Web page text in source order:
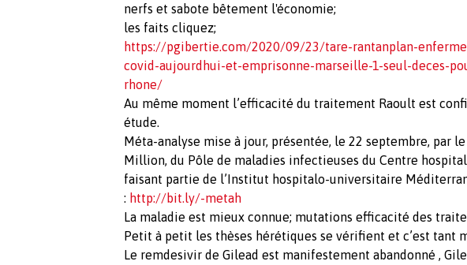
nerfs et sabote bêtement l'économie;
les faits cliquez;
https://pgibertie.com/2020/09/23/tare-rantanplan-
covid-aujourdhui-et-emprisonne-marseille-1-seul-deces-
rhone/
Au même moment l’efficacité du traitement Raoult est
étude.
Méta-analyse mise à jour, présentée, le 22 septembre, par
Million, du Pôle de maladies infectieuses du Centre
faisant partie de l’Institut hospitalo-universitaire
: http://bit.ly/-metah
La maladie est mieux connue; mutations efficacité des
Petit à petit les thèses hérétiques se vérifient et c’est tant
Le remdesivir de Gilead est manifestement abandonné ,